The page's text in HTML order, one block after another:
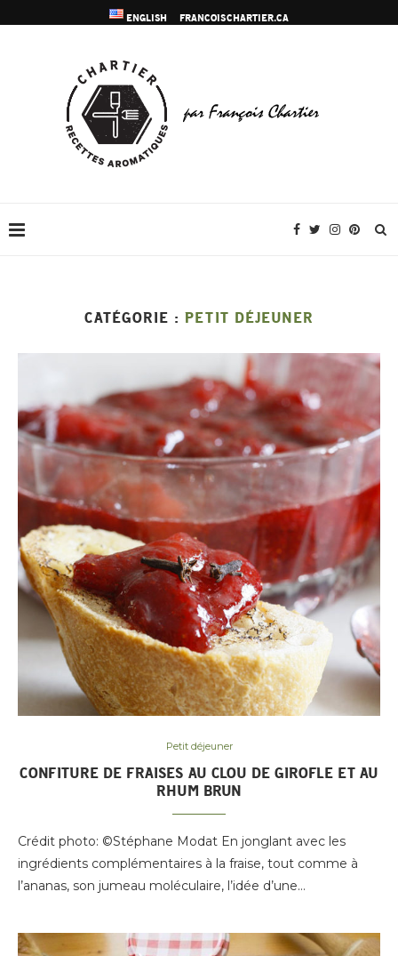
ENGLISH FRANCOISCHARTIER.CA
CATÉGORIE : PETIT DÉJEUNER
Petit déjeuner
CONFITURE DE FRAISES AU CLOU DE GIROFLE ET AU
RHUM BRUN
Crédit photo: ©Stéphane Modat En jonglant avec les
ingrédients complémentaires à la fraise, tout comme à
l’ananas, son jumeau moléculaire, l’idée d’une…